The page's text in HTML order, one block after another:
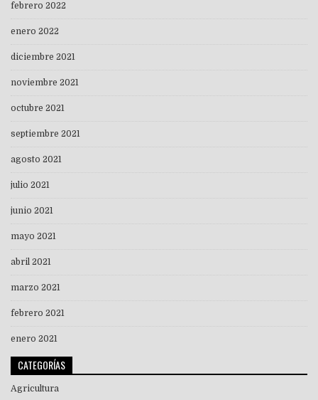
febrero 2022
enero 2022
diciembre 2021
noviembre 2021
octubre 2021
septiembre 2021
agosto 2021
julio 2021
junio 2021
mayo 2021
abril 2021
marzo 2021
febrero 2021
enero 2021
CATEGORÍAS
Agricultura